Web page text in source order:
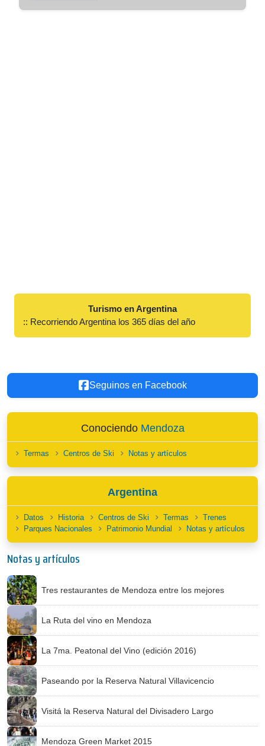
Turismo en Argentina
:: Recorriendo Argentina los 365 días del año
Seguinos en Facebook
Conociendo Mendoza
Termas Centros de Ski Notas y artículos
Argentina
Datos Historia Centros de Ski Termas
Trenes
Parques Nacionales
Patrimonio Mundial Notas y artículos
Notas y artículos
Tres restaurantes de Mendoza entre los mejores
La Ruta del vino en Mendoza
La 7ma. Peatonal del Vino (edición 2016)
Paseando por la Reserva Natural Villavicencio
Visitá la Reserva Natural del Divisadero Largo
Mendoza Green Market 2015